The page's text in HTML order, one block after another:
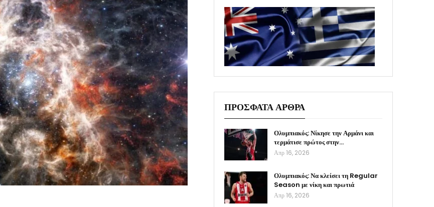
ΠΡΟΣΦΑΤΑ ΑΡΘΡΑ
Ολυμπιακός: Νίκησε την Αρμάνι και
τερμάτισε πρώτος στην…
Απρ 16, 2026
Ολυμπιακός: Να κλείσει τη Regular
Season με νίκη και πρωτιά
Απρ 16, 2026